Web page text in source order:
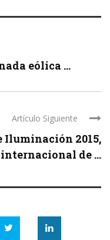
eólica ...
Artículo Siguiente
Iluminación 2015,
de ...